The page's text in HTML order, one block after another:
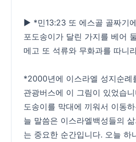
▶ *민13:23 또 에스골 골짜기
포도송이가 달린 가지를 베어
메고 또 석류와 무화과를 따니
*2000년에 이스라엘 성지순례
관광버스에 이 그림이 있었습
도송이를 막대에 끼워서 이동
늘 말씀은 이스라엘백성들의
는 중요한 순간입니다. 오늘 하